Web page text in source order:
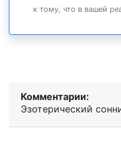
к тому, что в вашей
Комментарии:
Эзотерический